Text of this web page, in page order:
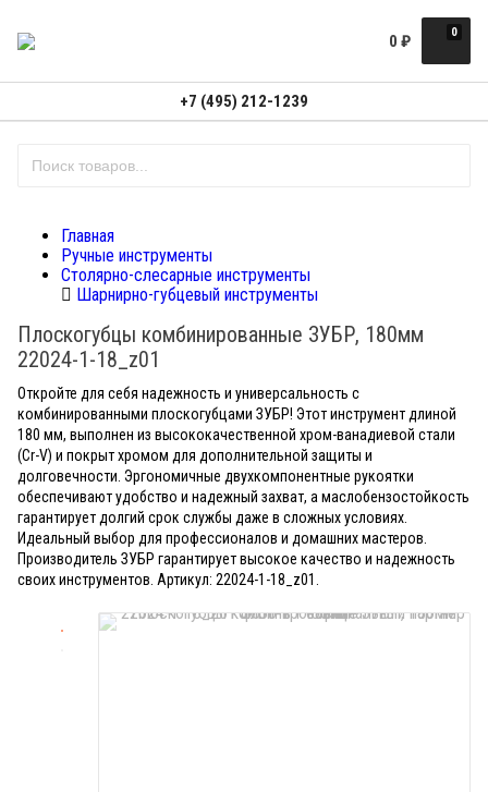
0
0 ₽
+7 (495) 212-1239
Главная
Ручные инструменты
Столярно-слесарные инструменты
Шарнирно-губцевый инструменты
Плоскогубцы комбинированные ЗУБР, 180мм
22024-1-18_z01
Откройте для себя надежность и универсальность с
комбинированными плоскогубцами ЗУБР! Этот инструмент длиной
180 мм, выполнен из высококачественной хром-ванадиевой стали
(Cr-V) и покрыт хромом для дополнительной защиты и
долговечности. Эргономичные двухкомпонентные рукоятки
обеспечивают удобство и надежный захват, а маслобензостойкость
гарантирует долгий срок службы даже в сложных условиях.
Идеальный выбор для профессионалов и домашних мастеров.
Производитель ЗУБР гарантирует высокое качество и надежность
своих инструментов. Артикул: 22024-1-18_z01.